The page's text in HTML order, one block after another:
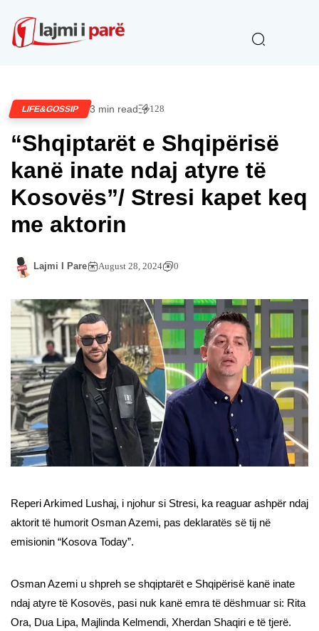
LIFE&GOSSIP 3 min read 128
“Shqiptarët e Shqipërisë
kanë inate ndaj atyre të
Kosovës”/ Stresi kapet keq
me aktorin
Lajmi I Pare August 28, 2024 0
Reperi Arkimed Lushaj, i njohur si Stresi, ka reaguar ashpër ndaj
aktorit të humorit Osman Azemi, pas deklaratës së tij në
emisionin “Kosova Today”.
Osman Azemi u shpreh se shqiptarët e Shqipërisë kanë inate
ndaj atyre të Kosovës, pasi nuk kanë emra të dëshmuar si: Rita
Ora, Dua Lipa, Majlinda Kelmendi, Xherdan Shaqiri e të tjerë.